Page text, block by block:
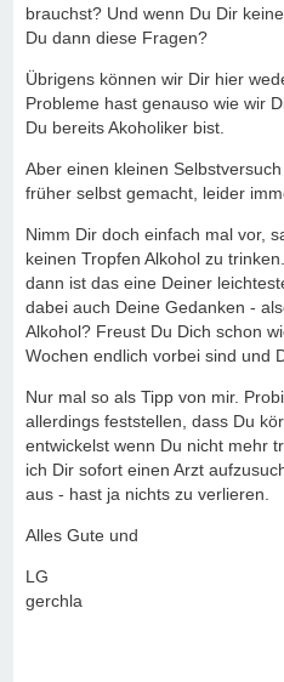
brauchst? Und wenn Du Dir
Du dann diese Fragen?
Übrigens können wir Dir hier
Probleme hast genauso wie wir
Du bereits Akoholiker bist.
Aber einen kleinen
früher selbst gemacht, leider
Nimm Dir doch einfach mal vor,
keinen Tropfen Alkohol zu
dann ist das eine Deiner
dabei auch Deine Gedanken -
Alkohol? Freust Du Dich schon
Wochen endlich vorbei sind und
Nur mal so als Tipp von mir.
allerdings feststellen, dass Du
entwickelst wenn Du nicht mehr
ich Dir sofort einen Arzt
aus - hast ja nichts zu verlieren.
Alles Gute und
LG
gerchla